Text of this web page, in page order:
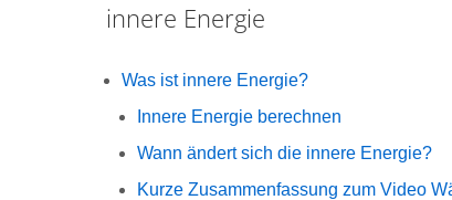
innere Energie
Was ist innere Energie?
Innere Energie berechnen
Wann ändert sich die innere Energie?
Kurze Zusammenfassung zum Video